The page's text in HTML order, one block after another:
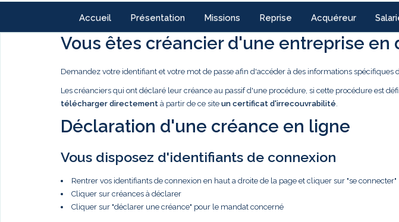
Accueil Présentation Missions Reprise Acquéreur
Vous êtes créancier d'une entreprise en
Demandez votre identifiant et votre mot de passe afin d'accéder à des informations spécifiques
Les créanciers qui ont déclaré leur créance au passif d'une procédure, si cette procédure est
télécharger directement à partir de ce site un certificat d'irrecouvrabilité.
Déclaration d'une créance en ligne
Vous disposez d'identifiants de connexion
Rentrer vos identifiants de connexion en haut a droite de la page et cliquer sur "se connecter"
Cliquer sur créances à déclarer
Cliquer sur "déclarer une créance" pour le mandat concerné